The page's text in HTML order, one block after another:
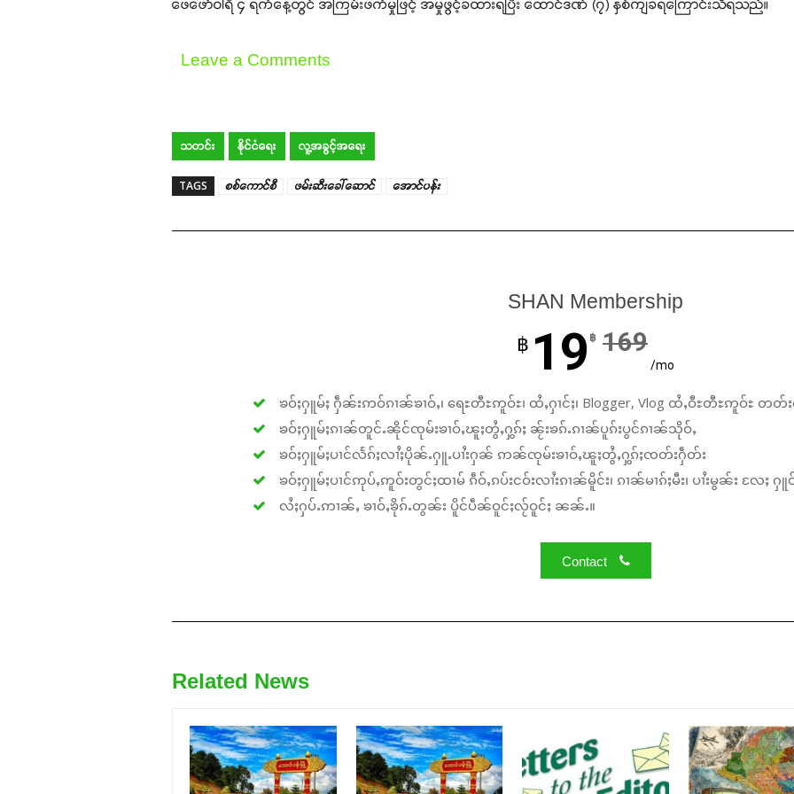
ဖေဖော်ဝါရီ ၄ ရက်နေ့တွင် အကြမ်းဖက်မှုဖြင့် အမှုဖွင့်ခံထားရပြီး ထောင်ဒဏ် (၇) နှစ်ကျခံရကြောင်းသိရသည်။
Leave a Comments
သတင်း နိုင်ငံရေး လူ့အခွင့်အရေး
TAGS စစ်ကောင်စီ ဖမ်းဆီးခေါ်ဆောင် အောင်ပန်း
SHAN Membership
฿ 19 ฿ 169
/mo
ၶဝ်ႈႁူမ်ႈ ႁဵၼ်းဢဝ်ၵၢၼ်ၶၢဝ်ႇ၊ ရေႊတီႊဢူဝ်ႊ၊ ထႆႇႁၢင်ႈ၊ Blogger, Vlog ထႆႇဝီႊတီႊဢူဝ်ႊ တ
ၶဝ်ႈႁူမ်ႈၵၢၼ်တူင်ႉၼိုင်ၸုမ်းၶၢဝ်ႇၽူႈတွႆႇႁွၵ်ႈ ၼႂ်းၶၵ်ႉၵၢၼ်ပူၵ်းပွင်ၵၢၼ်သိုဝ်ႇ
ၶဝ်ႈႁူမ်ႈပၢင်လႅၵ်ႈလၢႆႈပိုၼ်ႉႁူႉပၢႆးႁၼ် ဢၼ်ၸုမ်းၶၢဝ်ႇၽူႈတွႆႇႁွၵ်ႈၸတ်းႁဵတ်း
ၶဝ်ႈႁူမ်ႈပၢင်ဢုပ်ႇဢူဝ်းတွင်ႈထၢမ် ၵဵဝ်ႇၵပ်းငဝ်းလၢႆးၵၢၼ်မိူင်း၊ ၵၢၼ်မၢၵ်ႈမီး၊ ပၢႆးမွၼ်း လႄႈ
လႆႈႁပ်ႉဢၢၼ်ႇ ၶၢဝ်ႇၶိုၵ်ႉတွၼ်း ပိူင်ပဵၼ်ဝူင်ႈလႂ်ဝူင်ႈ ၼၼ်ႉ။
Contact
Related News